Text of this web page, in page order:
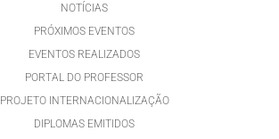
NOTÍCIAS
PRÓXIMOS EVENTOS
EVENTOS REALIZADOS
PORTAL DO PROFESSOR
PROJETO INTERNACIONALIZAÇÃO
DIPLOMAS EMITIDOS